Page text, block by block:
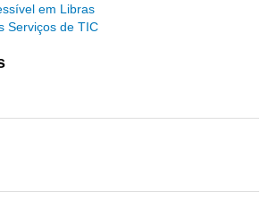
em Libras
Serviços de TIC